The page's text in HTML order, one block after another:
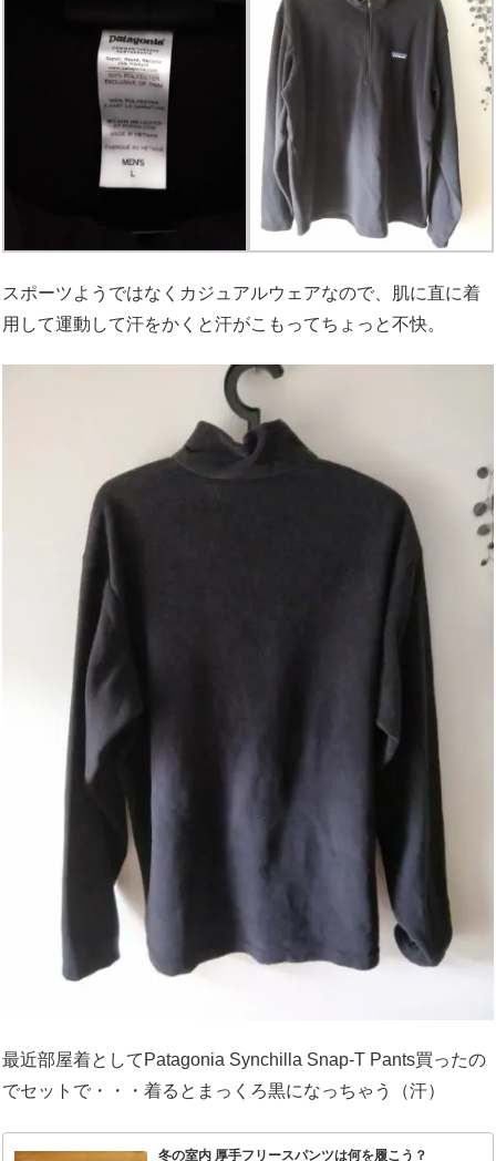
スポーツようではなくカジュアルウェアなので、肌に直に着
用して運動して汗をかくと汗がこもってちょっと不快。
最近部屋着としてPatagonia Synchilla Snap-T Pants買ったの
でセットで・・・着るとまっくろ黒になっちゃう（汗）
冬の室内 厚手フリースパンツは何を履こう？